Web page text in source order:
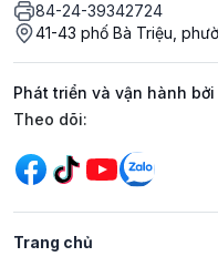
84-24-39342724
41-43 phố Bà Triệu,
Phát triển và vận hành
Mạng xã hội
Theo dõi:
Trang chủ